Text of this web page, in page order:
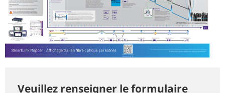
Veuillez renseigner le formulaire